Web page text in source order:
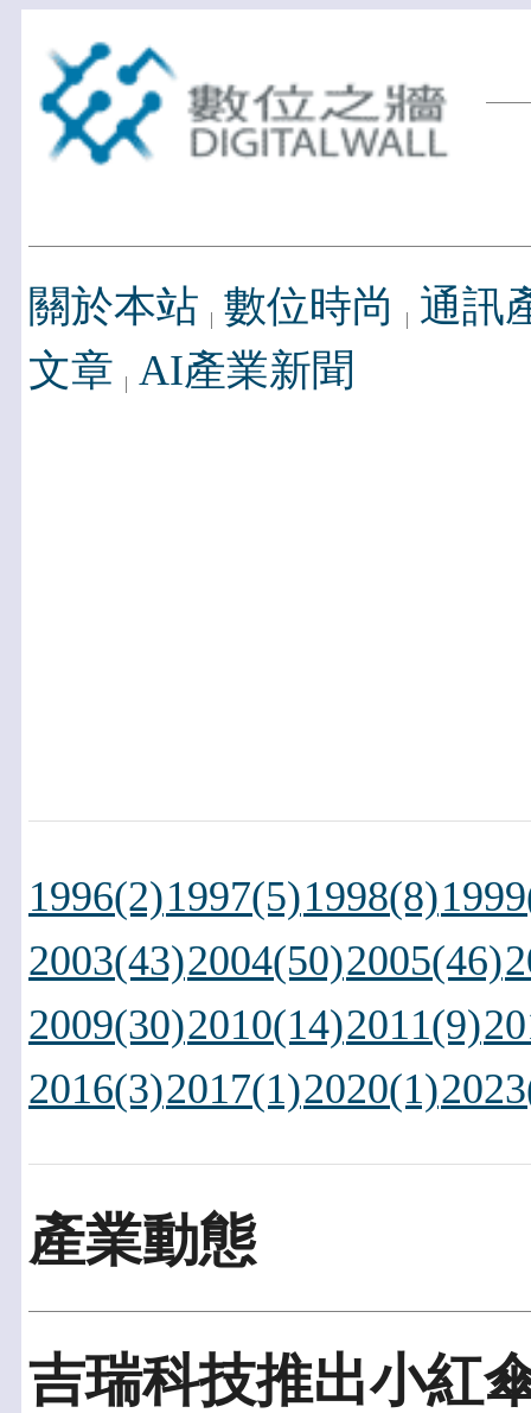
關於本站 數位時尚
通訊
文章 AI產業新聞
1996(2)1997(5)1998(8)
2003(43)2004(50)2005(46)
2009(30)2010(14)2011(9)
2016(3)2017(1)2020(1)
產業動態
吉瑞科技推出小紅